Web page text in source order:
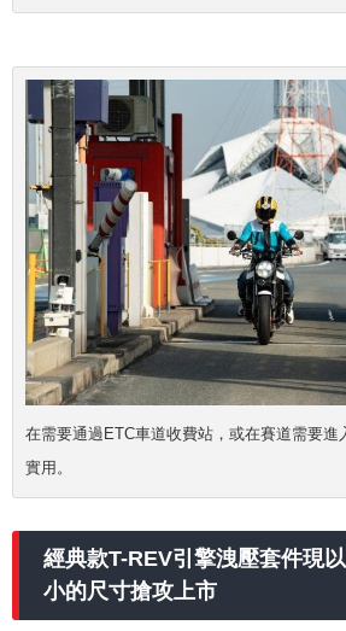
在需要通過 ETC車道收費站，或在賽道需要進
實用。
經典款T-REV引擎洩壓套件現
小的尺寸搶攻上市